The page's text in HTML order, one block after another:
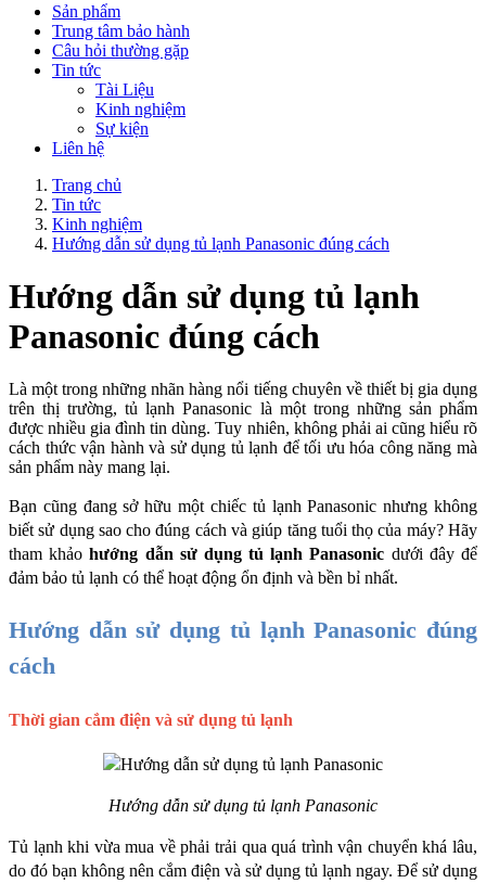
Sản phẩm
Trung tâm bảo hành
Câu hỏi thường gặp
Tin tức
Tài Liệu
Kinh nghiệm
Sự kiện
Liên hệ
Trang chủ
Tin tức
Kinh nghiệm
Hướng dẫn sử dụng tủ lạnh Panasonic đúng cách
Hướng dẫn sử dụng tủ lạnh
Panasonic đúng cách
Là một trong những nhãn hàng nổi tiếng chuyên về thiết bị gia dụng
trên thị trường, tủ lạnh Panasonic là một trong những sản phẩm
được nhiều gia đình tin dùng. Tuy nhiên, không phải ai cũng hiểu rõ
cách thức vận hành và sử dụng tủ lạnh để tối ưu hóa công năng mà
sản phẩm này mang lại.
Bạn cũng đang sở hữu một chiếc tủ lạnh Panasonic nhưng không
biết sử dụng sao cho đúng cách và giúp tăng tuổi thọ của máy? Hãy
tham khảo hướng dẫn sử dụng tủ lạnh Panasonic dưới đây để
đảm bảo tủ lạnh có thể hoạt động ổn định và bền bỉ nhất.
Hướng dẫn sử dụng tủ lạnh Panasonic đúng
cách
Thời gian cắm điện và sử dụng tủ lạnh
Hướng dẫn sử dụng tủ lạnh Panasonic
Tủ lạnh khi vừa mua về phải trải qua quá trình vận chuyển khá lâu,
do đó bạn không nên cắm điện và sử dụng tủ lạnh ngay. Để sử dụng